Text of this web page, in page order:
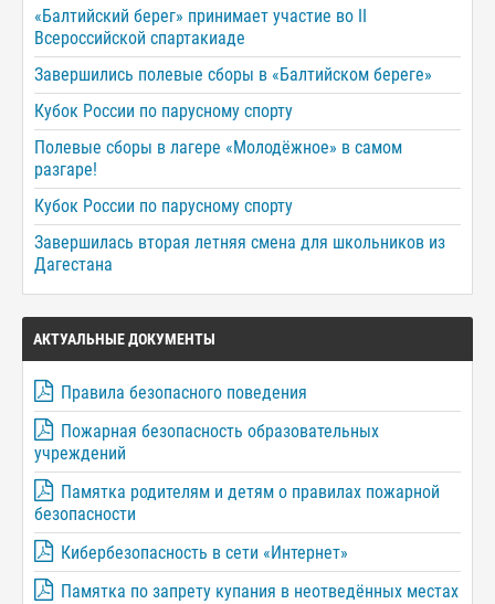
«Балтийский берег» принимает участие во II
Всероссийской спартакиаде
Завершились полевые сборы в «Балтийском береге»
Кубок России по парусному спорту
Полевые сборы в лагере «Молодёжное» в самом
разгаре!
Кубок России по парусному спорту
Завершилась вторая летняя смена для школьников из
Дагестана
АКТУАЛЬНЫЕ ДОКУМЕНТЫ
Правила безопасного поведения
Пожарная безопасность образовательных
учреждений
Памятка родителям и детям о правилах пожарной
безопасности
Кибербезопасность в сети «Интернет»
Памятка по запрету купания в неотведённых местах